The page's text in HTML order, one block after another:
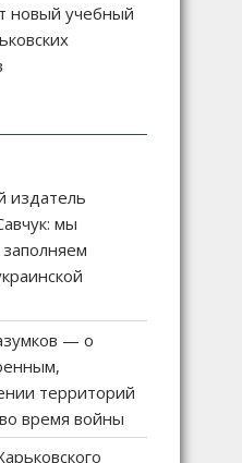
новый учебный
издатель
мы
— о
территорий
время войны